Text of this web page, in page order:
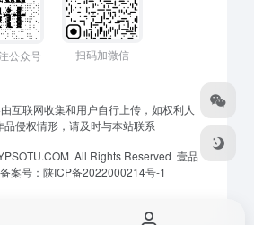
公众号 扫码加微信
互联网收集和用户自行上传，如权利人
品侵权情形，请及时与本站联系
All Rights Reserved 壹品
备案号： 陕ICP备2022000214号-1